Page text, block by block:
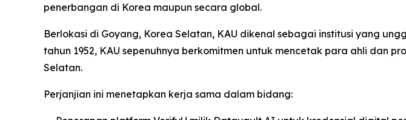
penerbangan di Korea maupun secara global.
Berlokasi di Goyang, Korea Selatan, KAU dikenal sebagai institusi yang
tahun 1952, KAU sepenuhnya berkomitmen untuk mencetak para ahli dan
Selatan.
Perjanjian ini menetapkan kerja sama dalam bidang: